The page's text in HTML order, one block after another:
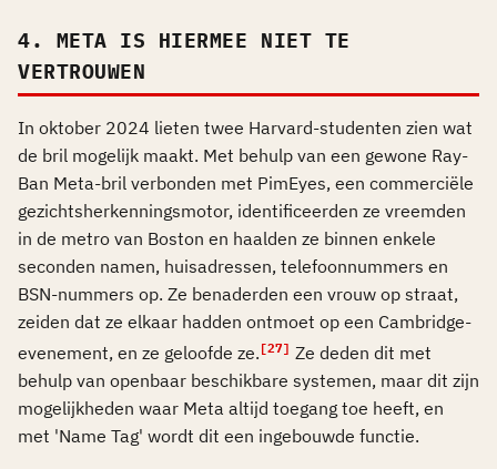
4. META IS HIERMEE NIET TE
VERTROUWEN
In oktober 2024 lieten twee Harvard-studenten zien wat
de bril mogelijk maakt. Met behulp van een gewone Ray-
Ban Meta-bril verbonden met PimEyes, een commerciële
gezichtsherkenningsmotor, identificeerden ze vreemden
in de metro van Boston en haalden ze binnen enkele
seconden namen, huisadressen, telefoonnummers en
BSN-nummers op. Ze benaderden een vrouw op straat,
zeiden dat ze elkaar hadden ontmoet op een Cambridge-
evenement, en ze geloofde ze. [27] Ze deden dit met
behulp van openbaar beschikbare systemen, maar dit zijn
mogelijkheden waar Meta altijd toegang toe heeft, en
met 'Name Tag' wordt dit een ingebouwde functie.